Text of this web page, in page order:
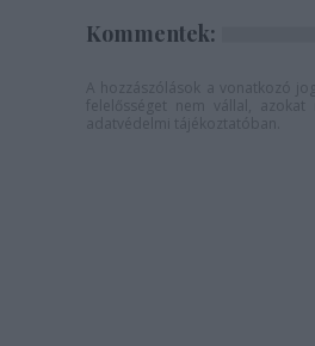
Kommentek: